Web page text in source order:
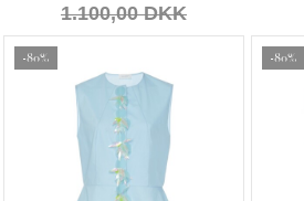
1.100,00 DKK
-80% -80%